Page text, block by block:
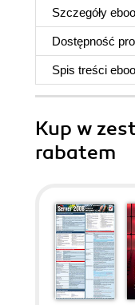
Szczegóły
Dostępność
Spis treści
Kup w
rabatem